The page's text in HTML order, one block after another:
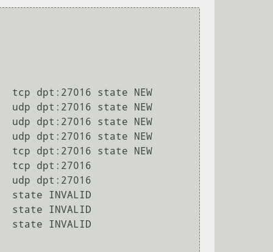
dpt:27016 state NEW
dpt:27016 state NEW
dpt:27016 state NEW
dpt:27016 state NEW
dpt:27016 state NEW
dpt:27016
dpt:27016
INVALID
INVALID
INVALID